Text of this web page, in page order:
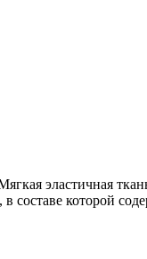
эластичная
которой